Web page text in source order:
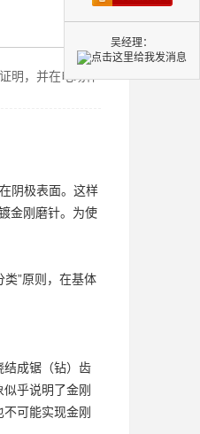
明，并在电场作
阴极表面。这样
金刚磨针。为使
”原则，在基体
结成锯（钻）齿
似乎说明了金刚
可能实现金刚
吴经理：